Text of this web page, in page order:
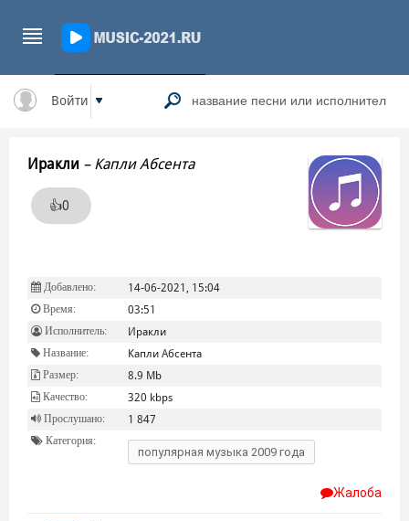
Войти
Иракли – Капли Абсента
👍0
Добавлено: 14-06-2021, 15:04
Время: 03:51
Исполнитель: Иракли
Название: Капли Абсента
Размер: 8.9 Mb
Качество: 320 kbps
Прослушано: 1 847
Категория:
популярная музыка 2009 года
Жалоба